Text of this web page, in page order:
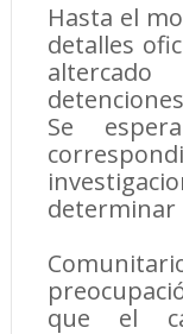
Hasta el
detalles
Se
determinar
que el